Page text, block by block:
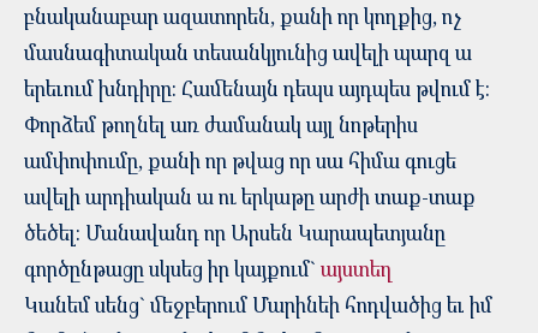
բնականաբար ազատորեն, քանի որ կողքից, ոչ
մասնագիտական տեսանկյունից ավելի պարզ ա
երեւում խնդիրը: Համենայն դեպս այդպես թվում է:
Փորձեմ թողնել առ ժամանակ այլ նոթերիս
ամփոփումը, քանի որ թվաց որ սա հիմա գուցե
ավելի արդիական ա ու երկաթը արժի տաք-տաք
ծեծել: Մանավանդ որ Արսեն Կարապետյանը
գործընթացը սկսեց իր կայքում` այստեղ
Կանեմ սենց` մեջբերում Մարինեի հոդվածից եւ իմ